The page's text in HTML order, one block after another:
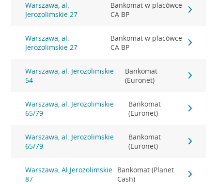
Warszawa, al.
Jerozolimskie 27
Bankomat w placówce
CA BP
Warszawa, al.
Jerozolimskie 27
Bankomat w placówce
CA BP
Warszawa, al. Jerozolimskie
54
Bankomat
(Euronet)
Warszawa, al. Jerozolimskie
65/79
Bankomat
(Euronet)
Warszawa, al. Jerozolimskie
65/79
Bankomat
(Euronet)
Warszawa, Al.Jerozolimskie
87
Bankomat (Planet
Cash)